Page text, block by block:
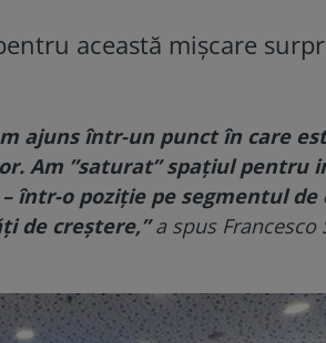
această mișcare
ajuns într-un punct în care
Am ”saturat” spaţiul pentru
într-o poziţie pe segmentul de
de creştere,”a spus Francesco